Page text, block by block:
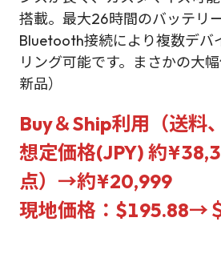
搭載。最大26時間のバッテリ
Bluetooth接続により複数デバ
リング可能です。まさかの大
新品）
Buy＆Ship利用（送料
想定価格(JPY) 約
点）→約¥20,999
現地価格：$195.88→